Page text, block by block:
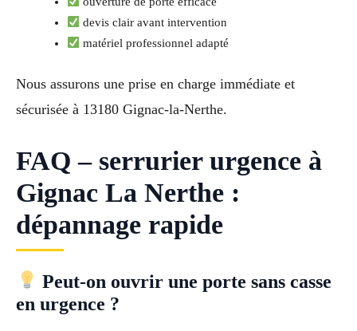
devis clair avant intervention
matériel professionnel adapté
Nous assurons une prise en charge immédiate et
sécurisée à 13180 Gignac-la-Nerthe.
FAQ – serrurier urgence à
Gignac La Nerthe :
dépannage rapide
Peut-on ouvrir une porte sans casse
en urgence ?